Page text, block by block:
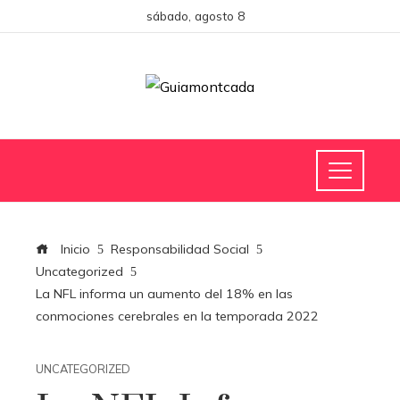
sábado, agosto 8
Inicio
Responsabilidad Social
Uncategorized
La NFL informa un aumento del 18% en las
conmociones cerebrales en la temporada 2022
UNCATEGORIZED